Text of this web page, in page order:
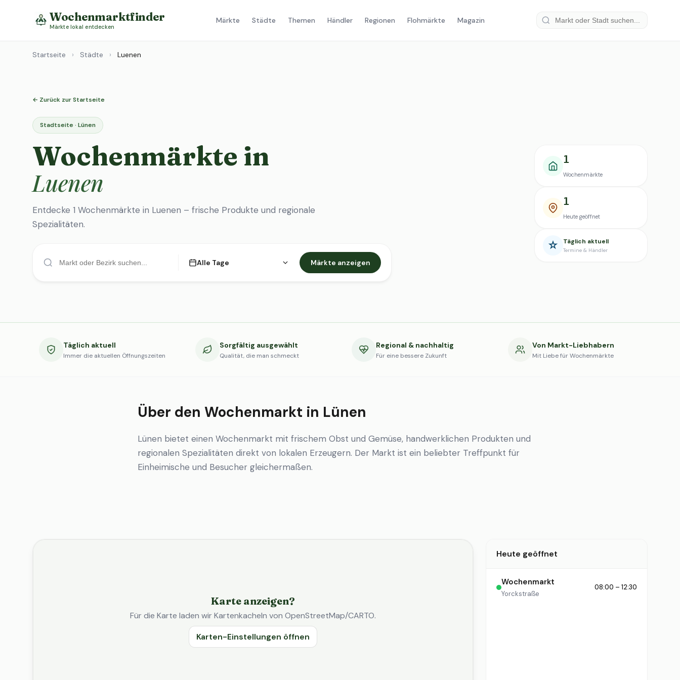
Wochenmarktfinder
Märkte lokal entdecken
Märkte Städte Themen Händler Regionen Flohmärkte Magazin
Startseite › Städte › Luenen
← Zurück zur Startseite
Stadtseite · Lünen
Wochenmärkte in
Luenen
Entdecke 1 Wochenmärkte in Luenen – frische Produkte und regionale
Spezialitäten.
Alle Tage Märkte anzeigen
1
Wochenmärkte
1
Heute geöffnet
Täglich aktuell
Termine & Händler
Täglich aktuell
Immer die aktuellen Öffnungszeiten
Sorgfältig ausgewählt
Qualität, die man schmeckt
Regional & nachhaltig
Für eine bessere Zukunft
Von Markt-Liebhabern
Mit Liebe für Wochenmärkte
Über den Wochenmarkt in Lünen
Lünen bietet einen Wochenmarkt mit frischem Obst und Gemüse, handwerklichen Produkten und
regionalen Spezialitäten direkt von lokalen Erzeugern. Der Markt ist ein beliebter Treffpunkt für
Einheimische und Besucher gleichermaßen.
Karte anzeigen?
Für die Karte laden wir Kartenkacheln von OpenStreetMap/CARTO.
Karten-Einstellungen öffnen
Heute geöffnet
Wochenmarkt
Yorckstraße
08:00 – 12:30